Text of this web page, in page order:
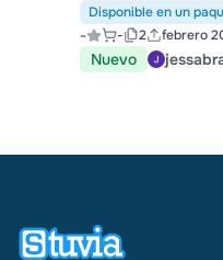
Disponible en un
- - 2 febrero
Nuevo